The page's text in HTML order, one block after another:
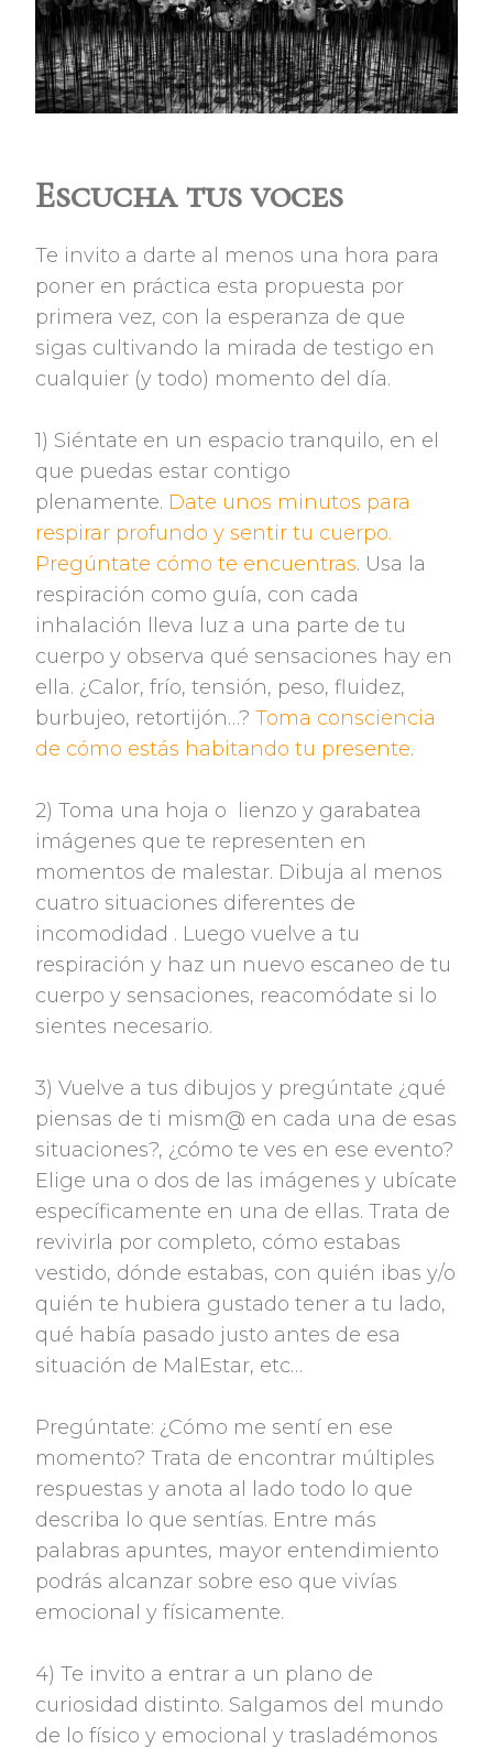
Escucha tus voces
Te invito a darte al menos una hora para
poner en práctica esta propuesta por
primera vez, con la esperanza de que
sigas cultivando la mirada de testigo en
cualquier (y todo) momento del día.
1) Siéntate en un espacio tranquilo, en el
que puedas estar contigo
plenamente. Date unos minutos para
respirar profundo y sentir tu cuerpo.
Pregúntate cómo te encuentras. Usa la
respiración como guía, con cada
inhalación lleva luz a una parte de tu
cuerpo y observa qué sensaciones hay en
ella. ¿Calor, frío, tensión, peso, fluidez,
burbujeo, retortijón…? Toma consciencia
de cómo estás habitando tu presente.
2) Toma una hoja o lienzo y garabatea
imágenes que te representen en
momentos de malestar. Dibuja al menos
cuatro situaciones diferentes de
incomodidad . Luego vuelve a tu
respiración y haz un nuevo escaneo de tu
cuerpo y sensaciones, reacomódate si lo
sientes necesario.
3) Vuelve a tus dibujos y pregúntate ¿qué
piensas de ti mism@ en cada una de esas
situaciones?, ¿cómo te ves en ese evento?
Elige una o dos de las imágenes y ubícate
específicamente en una de ellas. Trata de
revivirla por completo, cómo estabas
vestido, dónde estabas, con quién ibas y/o
quién te hubiera gustado tener a tu lado,
qué había pasado justo antes de esa
situación de MalEstar, etc…
Pregúntate: ¿Cómo me sentí en ese
momento? Trata de encontrar múltiples
respuestas y anota al lado todo lo que
describa lo que sentías. Entre más
palabras apuntes, mayor entendimiento
podrás alcanzar sobre eso que vivías
emocional y físicamente.
4) Te invito a entrar a un plano de
curiosidad distinto. Salgamos del mundo
de lo físico y emocional y trasladémonos